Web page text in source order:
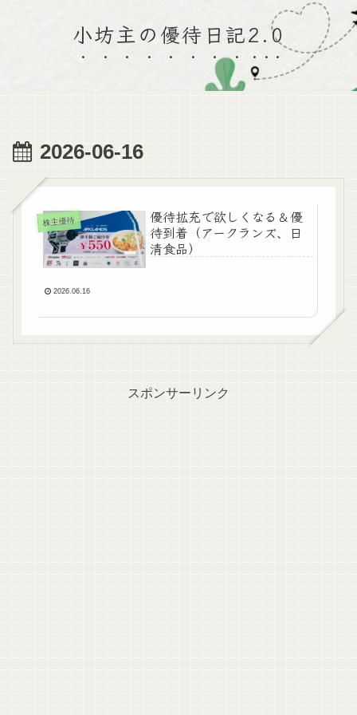
小坊主の優待日記2.0
2026-06-16
株主優待
優待拡充で欲しくなる＆優
待到着（アークランズ、日
清食品）
2026.06.16
スポンサーリンク